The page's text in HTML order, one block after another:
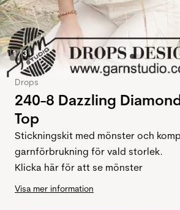
1/3
Drops
240-8 Dazzling
Top
Stickningskit med mönster och
garnförbrukning för vald storlek.
Klicka här för att se mönster
Visa mer information